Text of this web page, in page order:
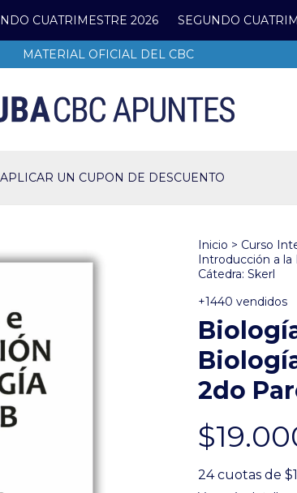
2026 SEGUNDO
MATERIAL OFICIAL DEL CBC
UN CUPON DE DESCUENTO
Inicio > Curso
Introducción a la
Cátedra: Skerl
+1440 vendidos
2do
24 cuotas de